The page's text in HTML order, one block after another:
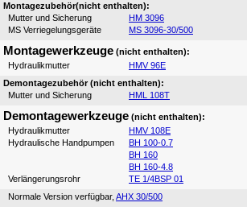
Montagezubehör(nicht enthalten):
Mutter und Sicherung
HM 3096
MS Verriegelungsgeräte
MS 3096-30/500
Montagewerkzeuge (nicht enthalten):
Hydraulikmutter
HMV 96E
Demontagezubehör (nicht enthalten):
Mutter und Sicherung
HML 108T
Demontagewerkzeuge (nicht enthalten):
Hydraulikmutter
HMV 108E
Hydraulische Handpumpen
BH 100-0.7
BH 160
BH 160-4.8
Verlängerungsrohr
TE 1/4BSP 01
Normale Version verfügbar, AHX 30/500